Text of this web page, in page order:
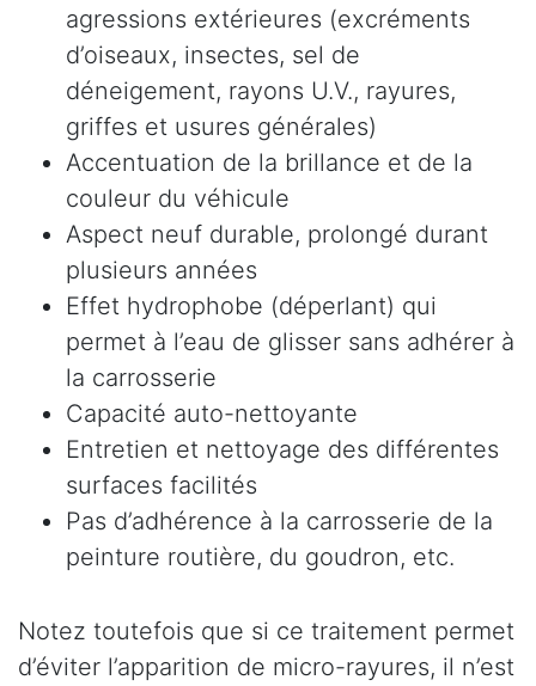
agressions extérieures (excréments
d’oiseaux, insectes, sel de
déneigement, rayons U.V., rayures,
griffes et usures générales)
Accentuation de la brillance et de la
couleur du véhicule
Aspect neuf durable, prolongé durant
plusieurs années
Effet hydrophobe (déperlant) qui
permet à l’eau de glisser sans adhérer à
la carrosserie
Capacité auto-nettoyante
Entretien et nettoyage des différentes
surfaces facilités
Pas d’adhérence à la carrosserie de la
peinture routière, du goudron, etc.
Notez toutefois que si ce traitement permet
d’éviter l’apparition de micro-rayures, il n’est